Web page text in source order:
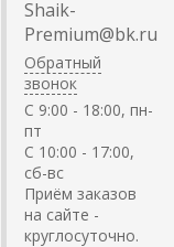
Shaik-
Premium@bk.ru
Обратный
звонок
C 9:00 - 18:00, пн-
пт
С 10:00 - 17:00,
сб-вс
Приём заказов
на сайте -
круглосуточно.